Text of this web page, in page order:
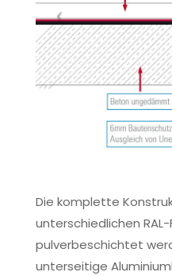
Die komplette
unterschiedlichen
pulverbeschichtet
unterseitige